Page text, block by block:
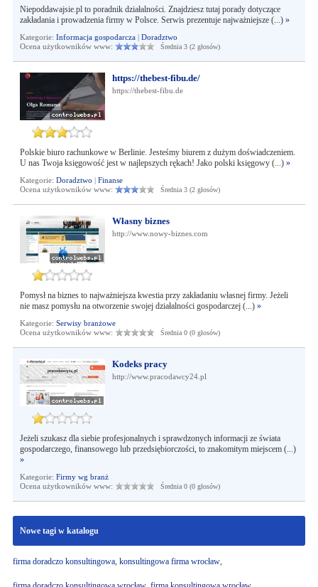
Niepoddawajsie.pl to poradnik działalności. Znajdziesz tutaj porady dotyczące
zakładania i prowadzenia firmy w Polsce. Serwis prezentuje najważniejsze (...) »
Kategorie: Informacja gospodarcza| Doradztwo
Ocena użytkowników www:
Średnia 3 (2 głosów)
https://thebest-fibu.de/
https://thebest-fibu.de
Polskie biuro rachunkowe w Berlinie. Jesteśmy biurem z dużym doświadczeniem.
U nas Twoja księgowość jest w najlepszych rękach! Jako polski księgowy (...) »
Kategorie: Doradztwo | Finanse
Ocena użytkowników www:
Średnia 3 (2 głosów)
Własny biznes
http://www.nowy-biznes.com
Pomysł na biznes to najważniejsza kwestia przy zakładaniu własnej firmy. Jeżeli
nie masz pomysłu na otworzenie swojej działalności gospodarczej (...) »
Kategorie: Serwisy branżowe
Ocena użytkowników www:
Średnia 0 (0 głosów)
Kodeks pracy
http://www.pracodawcy24.pl
Jeżeli szukasz dla siebie profesjonalnych i sprawdzonych informacji ze świata
gospodarczego, finansowego lub przedsiębiorczości, to znakomitym miejscem (...)
»
Kategorie: Firmy wg branż
Ocena użytkowników www:
Średnia 0 (0 głosów)
Nowe tagi w katalogu
firma doradczo konsultingowa, konsultingowa firma wrocław,